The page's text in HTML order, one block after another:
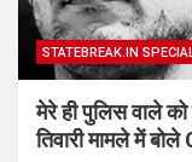
STATEBREAK.IN SPECIAL
मेरे ही पुलिस वाले को
तिवारी मामले में